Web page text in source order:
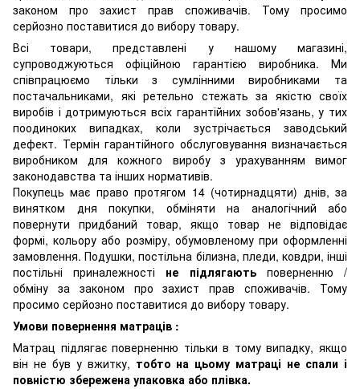
законом про захист прав споживачів. Тому просимо
серйозно поставитися до вибору товару.
Всі товари, представлені у нашому магазині,
супроводжуються офіційною гарантією виробника. Ми
співпрацюємо тільки з сумлінними виробниками та
постачальниками, які ретельно стежать за якістю своїх
виробів і дотримуються всіх гарантійних зобов'язань, у тих
поодиноких випадках, коли зустрічається заводський
дефект. Термін гарантійного обслуговування визначається
виробником для кожного виробу з урахуванням вимог
законодавства та інших нормативів.
Покупець має право протягом 14 (чотирнадцяти) днів, за
винятком дня покупки, обміняти на аналогічний або
повернути придбаний товар, якщо товар не відповідає
формі, кольору або розміру, обумовленому при оформленні
замовлення. Подушки, постільна білизна, пледи, ковдри, інші
постільні приналежності не підлягаютьповерненню /
обміну за законом про захист прав споживачів. Тому
просимо серйозно поставитися до вибору товару.
Умови повернення матраців :
Матрац підлягає поверненню тільки в тому випадку, якщо
він не був у вжитку, тобто на цьому матраці не спали і
повністю збережена упаковка або плівка.